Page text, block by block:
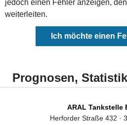
jedoch einen Fehler anzeigen,
weiterleiten.
Ich möchte einen
Prognosen,
ARAL Tankstelle
Herforder Straße 432 ·